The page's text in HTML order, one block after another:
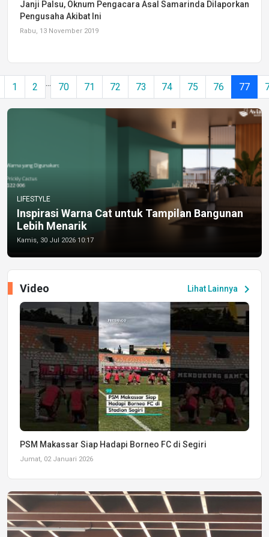
Janji Palsu, Oknum Pengacara Asal Samarinda Dilaporkan
Pengusaha Akibat Ini
Rabu, 13 November 2019
1 2 ... 70 71 72 73 74 75 76 77
LIFESTYLE
Inspirasi Warna Cat untuk Tampilan Bangunan
Lebih Menarik
Kamis, 30 Jul 2026 10:17
Lihat Lainnya chevron_right
Video
PSM Makassar Siap Hadapi Borneo FC di Segiri
Jumat, 02 Januari 2026